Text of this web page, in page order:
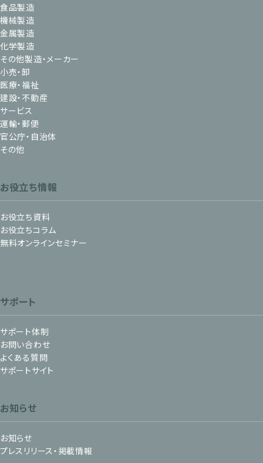
食品製造
機械製造
金属製造
化学製造
その他製造・メーカー
小売・卸
医療・福祉
建設・不動産
サービス
運輸・郵便
官公庁・自治体
その他
お役立ち情報
お役立ち資料
お役立ちコラム
無料オンラインセミナー
サポート
サポート体制
お問い合わせ
よくある質問
サポートサイト
お知らせ
お知らせ
プレスリリース・掲載情報